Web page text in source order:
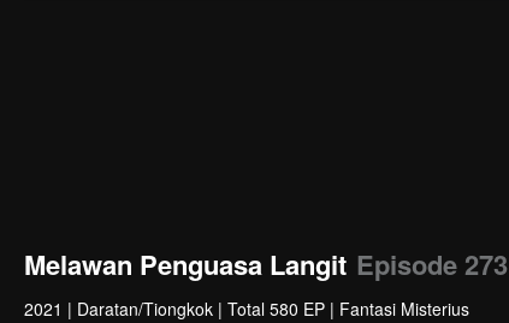
Melawan Penguasa Langit Episode 273
2021 | Daratan/Tiongkok | Total 580 EP | Fantasi Misterius